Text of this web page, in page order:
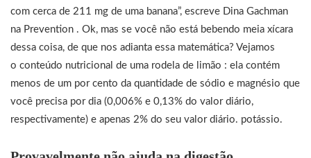
com cerca de 211 mg de uma banana”, escreve Dina Gachman
na Prevention . Ok, mas se você não está bebendo meia xícara
dessa coisa, de que nos adianta essa matemática? Vejamos
o conteúdo nutricional de uma rodela de limão : ela contém
menos de um por cento da quantidade de sódio e magnésio que
você precisa por dia (0,006% e 0,13% do valor diário,
respectivamente) e apenas 2% do seu valor diário. potássio.